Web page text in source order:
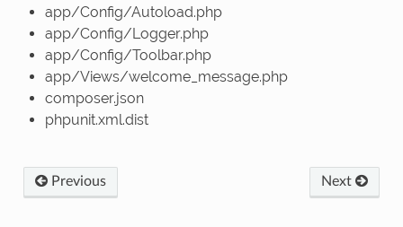
app/Config/Autoload.php
app/Config/Logger.php
app/Config/Toolbar.php
app/Views/welcome_message.php
composer.json
phpunit.xml.dist
Previous Next